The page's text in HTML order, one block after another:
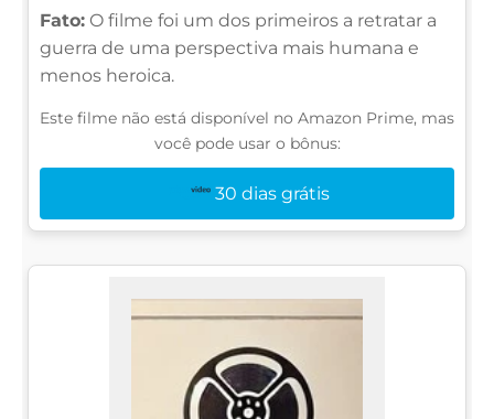
Fato: O filme foi um dos primeiros a retratar a
guerra de uma perspectiva mais humana e
menos heroica.
Este filme não está disponível no Amazon Prime, mas
você pode usar o bônus:
30 dias grátis